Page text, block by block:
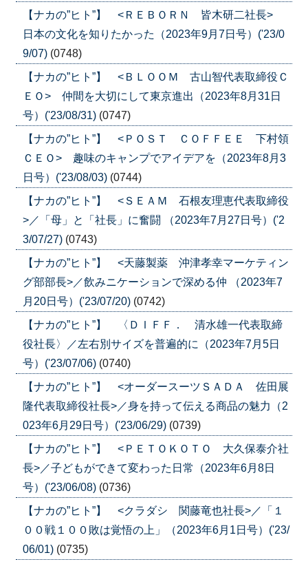
【ナカの”ヒト”】 <ＲＥＢＯＲＮ 皆木研二社長>
日本の文化を知りたかった（2023年9月7日号）('23/0
9/07) (0748)
【ナカの”ヒト”】 <ＢＬＯＯＭ 古山智代表取締役Ｃ
ＥＯ> 仲間を大切にして東京進出（2023年8月31日
号）('23/08/31) (0747)
【ナカの”ヒト”】 <ＰＯＳＴ ＣＯＦＦＥＥ 下村領
ＣＥＯ> 趣味のキャンプでアイデアを（2023年8月3
日号）('23/08/03) (0744)
【ナカの”ヒト”】 <ＳＥＡＭ 石根友理恵代表取締役
>／「母」と「社長」に奮闘 （2023年7月27日号）('2
3/07/27) (0743)
【ナカの”ヒト”】 <天藤製薬 沖津孝幸マーケティン
グ部部長>／飲みニケーションで深める仲 （2023年7
月20日号）('23/07/20) (0742)
【ナカの”ヒト”】 〈ＤＩＦＦ． 清水雄一代表取締
役社長〉／左右別サイズを普遍的に（2023年7月5日
号）('23/07/06) (0740)
【ナカの”ヒト”】 <オーダースーツＳＡＤＡ 佐田展
隆代表取締役社長>／身を持って伝える商品の魅力（2
023年6月29日号）('23/06/29) (0739)
【ナカの”ヒト”】 <ＰＥＴＯＫＯＴＯ 大久保泰介社
長>／子どもができて変わった日常（2023年6月8日
号）('23/06/08) (0736)
【ナカの”ヒト”】 <クラダシ 関藤竜也社長>／「１
００戦１００敗は覚悟の上」（2023年6月1日号）('23/
06/01) (0735)